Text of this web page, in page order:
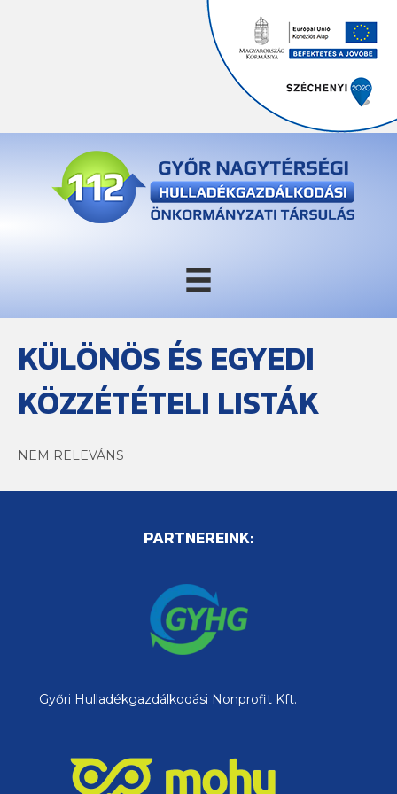
KÜLÖNÖS ÉS EGYEDI
KÖZZÉTÉTELI LISTÁK
NEM RELEVÁNS
PARTNEREINK:
Győri Hulladékgazdálkodási Nonprofit Kft.